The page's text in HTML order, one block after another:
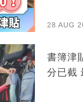
28 AUG
書簿津
分已截